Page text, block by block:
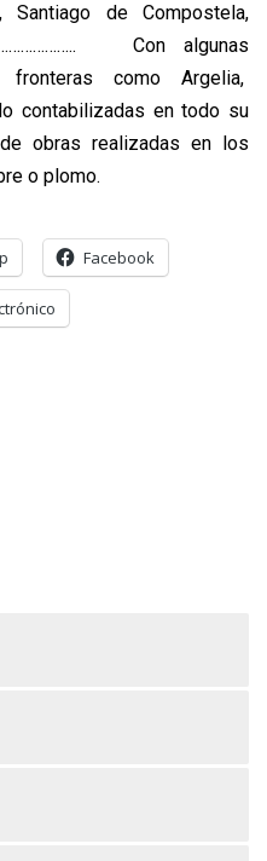
Santiago de Compostela,
……………….. Con algunas
como Argelia,
contabilizadas en todo su
obras realizadas en los
o plomo.
Facebook